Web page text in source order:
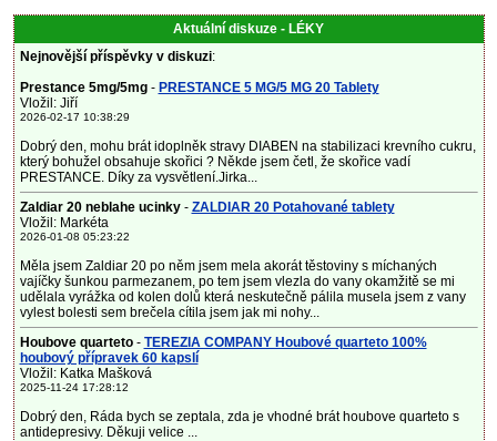
Aktuální diskuze - LÉKY
Nejnovější příspěvky v diskuzi:
Prestance 5mg/5mg- PRESTANCE 5 MG/5 MG 20 Tablety
Vložil: Jiří
2026-02-17 10:38:29
Dobrý den, mohu brát idoplněk stravy DIABEN na stabilizaci krevního cukru,
který bohužel obsahuje skořici ? Někde jsem četl, že skořice vadí
PRESTANCE. Díky za vysvětlení.Jirka...
Zaldiar 20 neblahe ucinky- ZALDIAR 20 Potahované tablety
Vložil: Markéta
2026-01-08 05:23:22
Měla jsem Zaldiar 20 po něm jsem mela akorát těstoviny s míchaných
vajíčky šunkou parmezanem, po tem jsem vlezla do vany okamžitě se mi
udělala vyrážka od kolen dolů která neskutečně pálila musela jsem z vany
vylest bolesti sem brečela cítila jsem jak mi nohy...
Houbove quarteto- TEREZIA COMPANY Houbové quarteto 100%
houbový přípravek 60 kapslí
Vložil: Katka Mašková
2025-11-24 17:28:12
Dobrý den, Ráda bych se zeptala, zda je vhodné brát houbove quarteto s
antidepresivy. Děkuji velice ...